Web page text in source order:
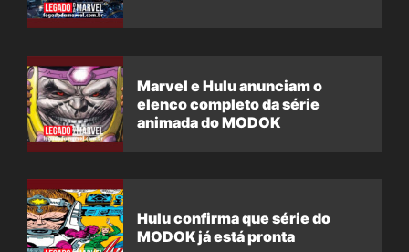
Marvel e Hulu anunciam o
elenco completo da série
animada do MODOK
Hulu confirma que série do
MODOK já está pronta